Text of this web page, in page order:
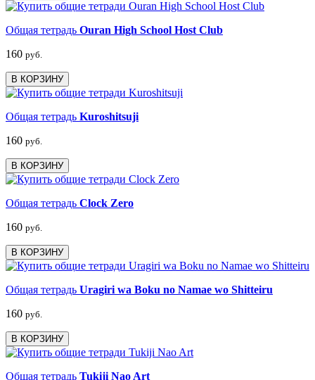
Общая тетрадь Ouran High School Host Club
160 руб.
В КОРЗИНУ
Общая тетрадь Kuroshitsuji
160 руб.
В КОРЗИНУ
Общая тетрадь Clock Zero
160 руб.
В КОРЗИНУ
Общая тетрадь Uragiri wa Boku no Namae wo Shitteiru
160 руб.
В КОРЗИНУ
Общая тетрадь Tukiji Nao Art